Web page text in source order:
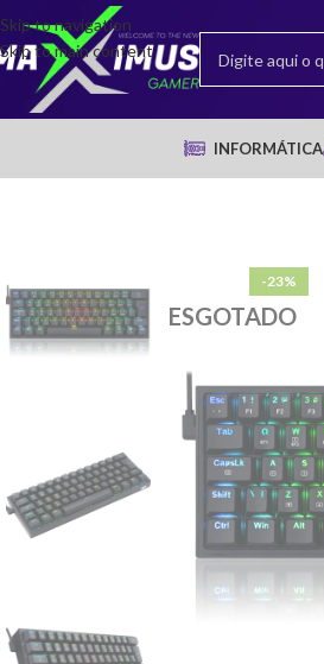
Skip to navigation
Skip to main content
INFORMÁTICA
-23%
ESGOTADO